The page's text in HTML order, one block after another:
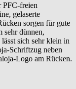
PFC-freien
gelaserte
sorgen für gute
sehr dünnen,
sich sehr klein in
Schriftzug neben
Logo am Rücken.